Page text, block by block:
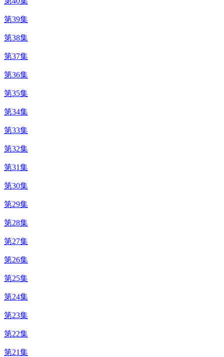
第39集
第38集
第37集
第36集
第35集
第34集
第33集
第32集
第31集
第30集
第29集
第28集
第27集
第26集
第25集
第24集
第23集
第22集
第21集